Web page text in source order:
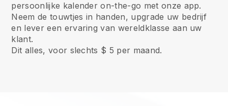
persoonlijke kalender on-the-go met onze app.
Neem de touwtjes in handen, upgrade uw bedrijf
en lever een ervaring van wereldklasse aan uw
klant.
Dit alles, voor slechts $ 5 per maand.